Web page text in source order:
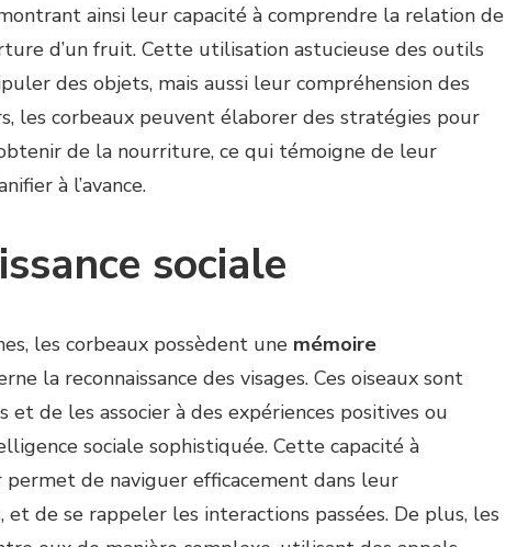
ainsi leur capacité à comprendre la relation de
d’un fruit. Cette utilisation astucieuse des outils
des objets, mais aussi leur compréhension des
les corbeaux peuvent élaborer des stratégies pour
de la nourriture, ce qui témoigne de leur
à l’avance.
sociale
les corbeaux possèdent une mémoire
la reconnaissance des visages. Ces oiseaux sont
et de les associer à des expériences positives ou
sociale sophistiquée. Cette capacité à
de naviguer efficacement dans leur
et de se rappeler les interactions passées. De plus, les